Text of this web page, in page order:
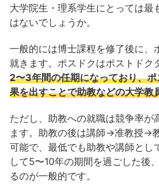
大学院生・理系学生にとっては最
はないでしょうか。
一般的には博士課程を修了後に、
就きます。ポスドクはポストドク
2〜3年間の任期になっており、
果を出すことで助教などの大学教
ただし、助教への就職は競争率が
ます。助教の後は講師→准教授→
可能で、最低でも助教や講師とし
して5〜10年の期間を過ごした後
るのが一般的です。